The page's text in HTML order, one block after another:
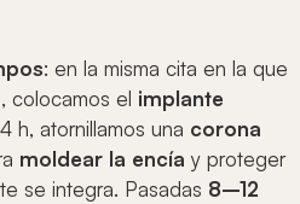
: en la misma cita en la que
colocamos el implante
h, atornillamos una corona
moldear la encía y proteger
se integra. Pasadas 8–12